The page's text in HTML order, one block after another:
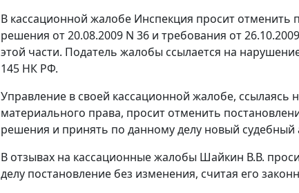
В кассационной жалобе Инспекция просит отменить
решения от 20.08.2009 N 36 и требования от
этой части. Податель жалобы ссылается на
145 НК РФ.
Управление в своей кассационной жалобе,
материального права, просит отменить
решения и принять по данному делу новый судебный
В отзывах на кассационные жалобы Шайкин В.В.
делу постановление без изменения, считая его